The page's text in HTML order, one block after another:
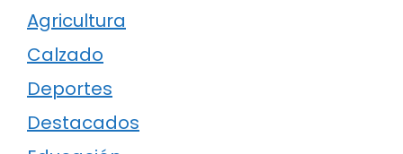
Agricultura
Calzado
Deportes
Destacados